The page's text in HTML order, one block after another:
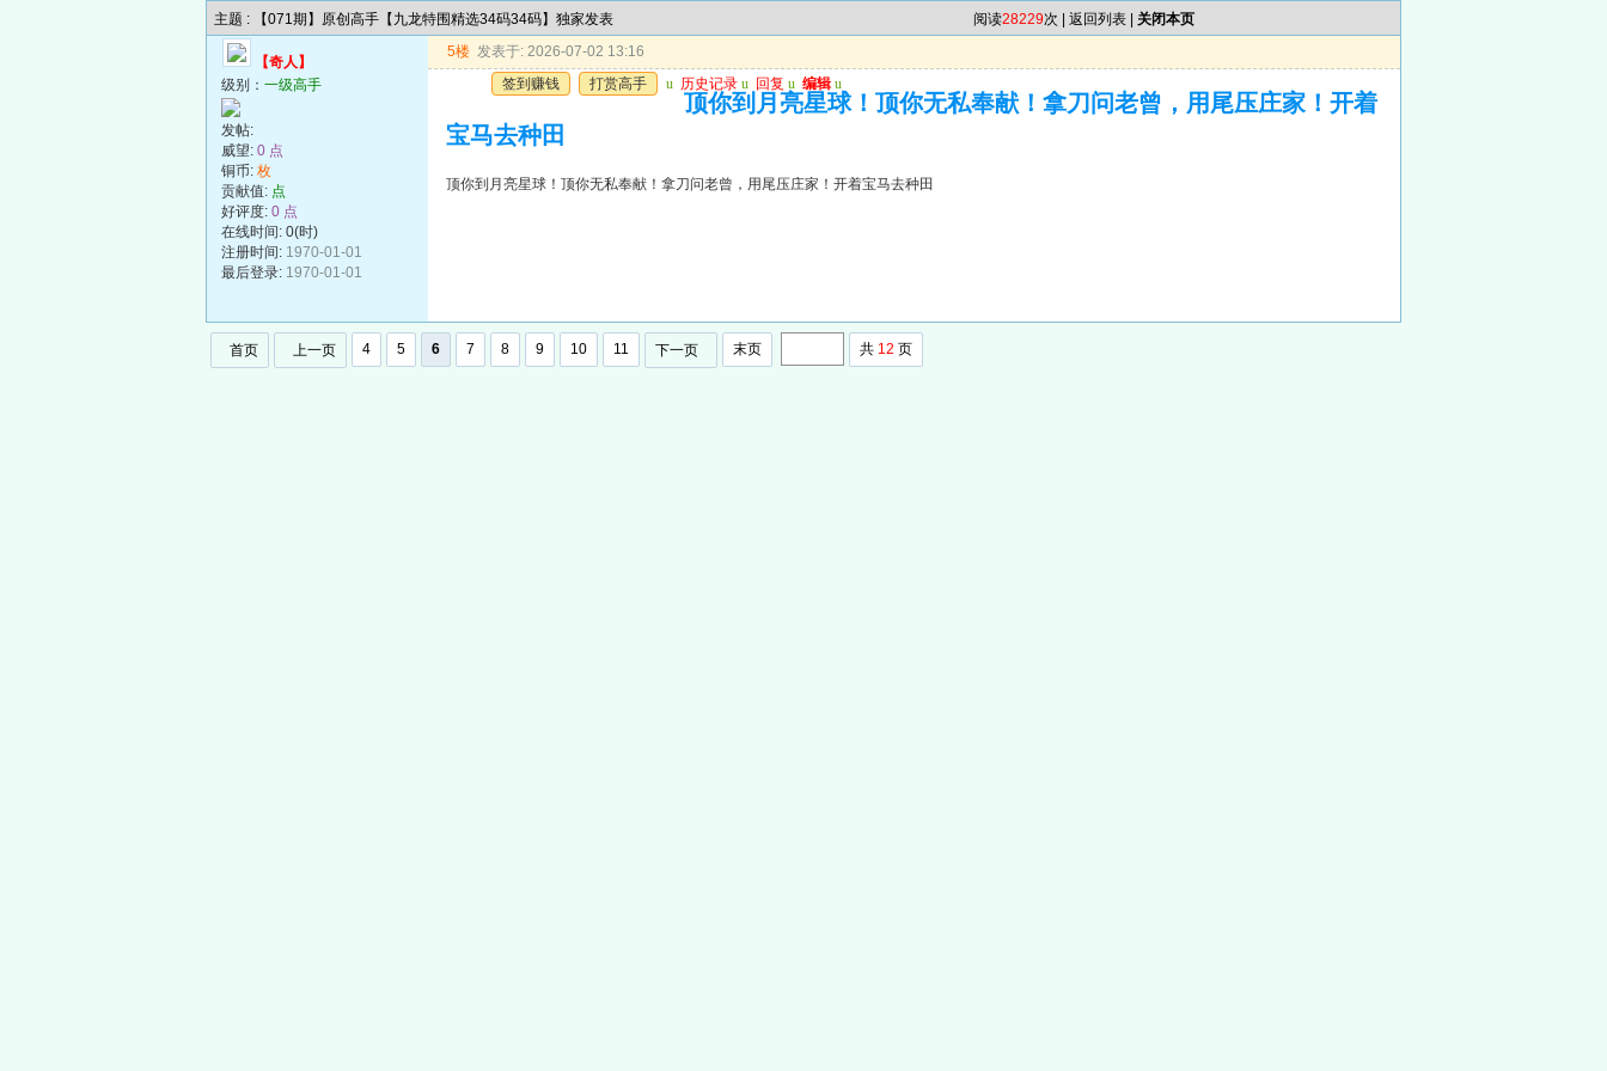
主题 : 【071期】原创高手【九龙特围精选34码34码】独家发表 阅读28229次 | 返回列表 关闭本页
【奇人】
级别： 一级高手
发帖:
威望: 0 点
铜币: 枚
贡献值: 点
好评度: 0 点
在线时间: 0(时)
注册时间: 1970-01-01
最后登录: 1970-01-01
5楼 发表于: 2026-07-02 13:16
签到赚钱
打赏高手 u 历史记录 u 回复 u 编辑 u
顶你到月亮星球！顶你无私奉献！拿刀问老曾，用尾压庄家！开着
宝马去种田
顶你到月亮星球！顶你无私奉献！拿刀问老曾，用尾压庄家！开着宝马去种田
首页 上一页 4 5 6 7 8 9 10 11 下一页 末页 共 12 页